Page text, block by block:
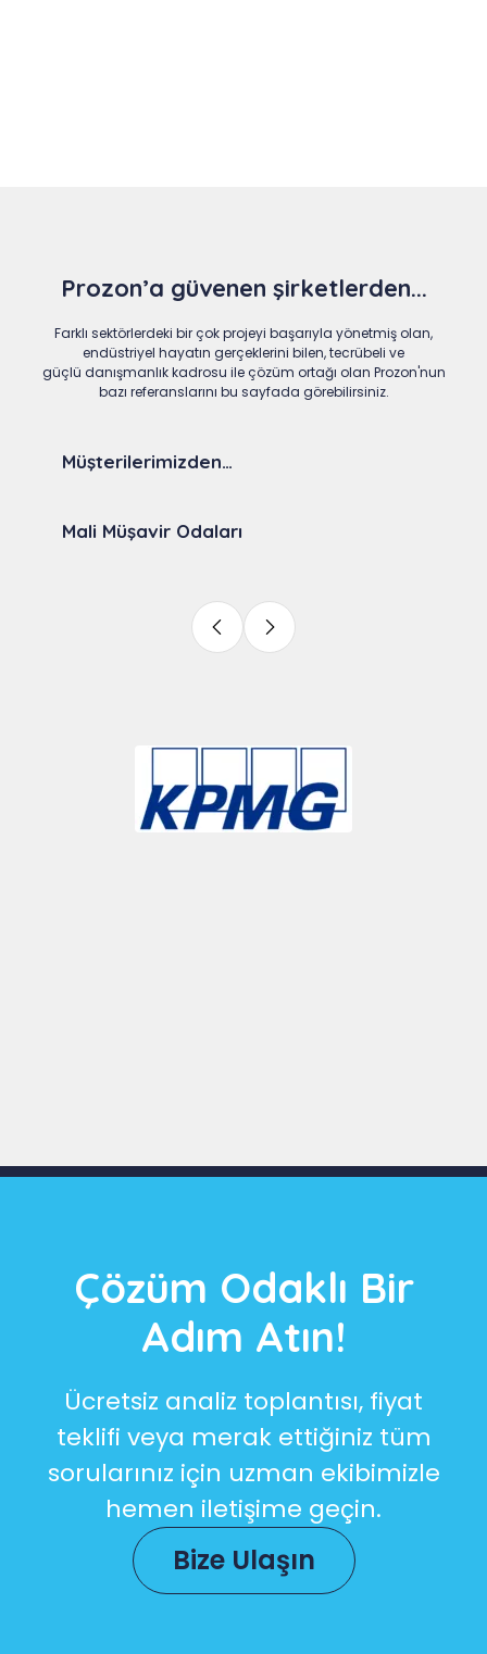
Prozon’a güvenen şirketlerden...
Farklı sektörlerdeki bir çok projeyi başarıyla yönetmiş olan,
endüstriyel hayatın gerçeklerini bilen, tecrübeli ve
güçlü danışmanlık kadrosu ile çözüm ortağı olan Prozon'nun
bazı referanslarını bu sayfada görebilirsiniz.
Müşterilerimizden…
Mali Müşavir Odaları
Çözüm Odaklı Bir
Adım Atın!
Ücretsiz analiz toplantısı, fiyat
teklifi veya merak ettiğiniz tüm
sorularınız için uzman ekibimizle
hemen iletişime geçin.
Bize Ulaşın